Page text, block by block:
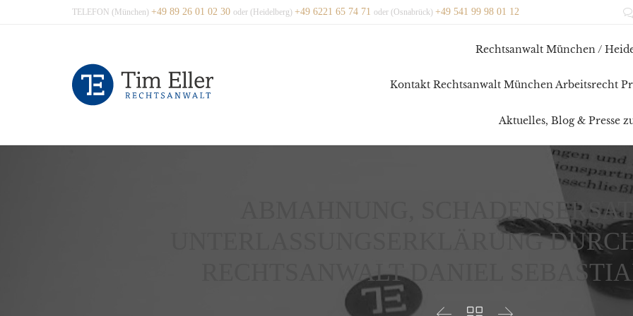
TELEFON (München) +49 89 26 01 02 30 oder (Heidelberg) +49 6221 65 74 71 oder (Osnabrück) +49 541 99 98 01 12
Rechtsanwalt München /
Kontakt Rechtsanwalt München Arbeitsrecht
Aktuelles, Blog & Presse
ABMAHNUNG,
UNTERLASSUNGSERKLÄRUNG
RECHTSANWALT DANIEL